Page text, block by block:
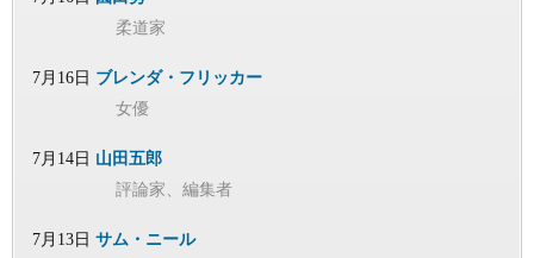
柔道家
7月16日 ブレンダ・フリッカー
女優
7月14日 山田五郎
評論家、編集者
7月13日 サム・ニール